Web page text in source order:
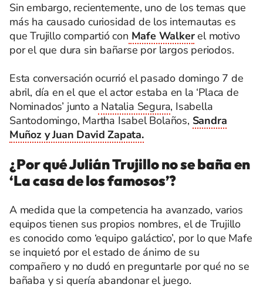
Sin embargo, recientemente, uno de los temas que
más ha causado curiosidad de los internautas es
que Trujillo compartió con Mafe Walkerel motivo
por el que dura sin bañarse por largos periodos.
Esta conversación ocurrió el pasado domingo 7 de
abril, día en el que el actor estaba en la ‘Placa de
Nominados’ junto a Natalia Segura, Isabella
Santodomingo, Martha Isabel Bolaños, Sandra
Muñoz y Juan David Zapata.
¿Por qué Julián Trujillo no se baña en
‘La casa de los famosos’?
A medida que la competencia ha avanzado, varios
equipos tienen sus propios nombres, el de Trujillo
es conocido como ‘equipo galáctico’, por lo que Mafe
se inquietó por el estado de ánimo de su
compañero y no dudó en preguntarle por qué no se
bañaba y si quería abandonar el juego.